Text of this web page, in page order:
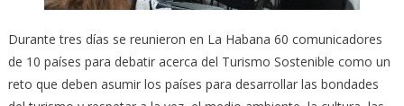
Durante tres días se reunieron en La Habana 60 comunicadores
de 10 países para debatir acerca del Turismo Sostenible como un
reto que deben asumir los países para desarrollar las bondades